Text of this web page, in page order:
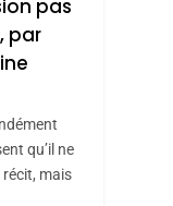
Miel
–
pas
par
qu’il ne
récit, mais